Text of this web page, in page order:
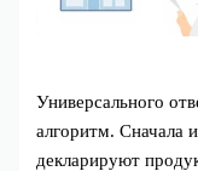
Универсального
алгоритм. Сначала
декларируют